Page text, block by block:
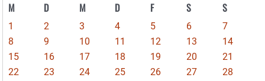
M D M D F S S
1 2 3 4 5 6
7
8
9 10 11 12 13
14
15
16 17 18 19 20
21
22
23 24 25 26 27
28